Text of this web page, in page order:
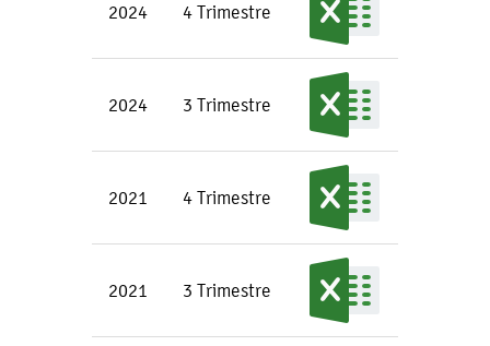
2024 4 Trimestre
2024 3 Trimestre
2021 4 Trimestre
2021 3 Trimestre